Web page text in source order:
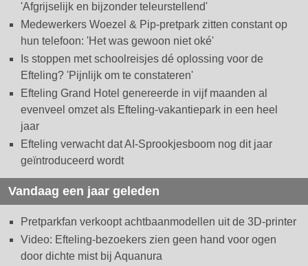
'Afgrijselijk en bijzonder teleurstellend'
Medewerkers Woezel & Pip-pretpark zitten constant op
hun telefoon: 'Het was gewoon niet oké'
Is stoppen met schoolreisjes dé oplossing voor de
Efteling? 'Pijnlijk om te constateren'
Efteling Grand Hotel genereerde in vijf maanden al
evenveel omzet als Efteling-vakantiepark in een heel
jaar
Efteling verwacht dat AI-Sprookjesboom nog dit jaar
geïntroduceerd wordt
Vandaag een jaar geleden
Pretparkfan verkoopt achtbaanmodellen uit de 3D-printer
Video: Efteling-bezoekers zien geen hand voor ogen
door dichte mist bij Aquanura